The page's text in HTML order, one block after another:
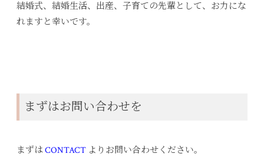
結婚式、結婚生活、出産、子育ての先輩として、お力にな
れますと幸いです。
まずはお問い合わせを
まずはCONTACT よりお問い合わせください。